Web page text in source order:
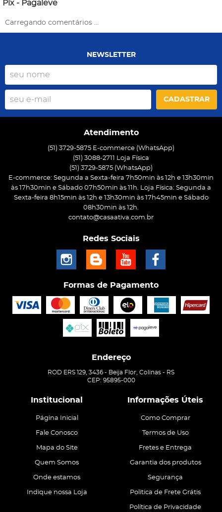
Pix - Pagaleve
Carregando comentários ...
NEWSLETTER
CADASTRAR
Atendimento
(51) 3729-5875 E-commerce (WhatsApp)
(51) 3088-2711 Loja Física
(51) 3729-5875 (WhatsApp)
E-commerce: Segunda a Sexta-feira 7h50min às 12h e 13h30min
às 17h30min e Sábado 07h50min às 11h. Loja Física: Segunda a
Sexta-feira 8h15min às 12h e 13h30min às 17h45min e Sábado
08h30min às 12h.
contato@casaativa.com.br
Redes Sociais
Formas de Pagamento
Endereço
ROD ERS 129, 3436 - Beija Flor, Colinas - RS
CEP: 95895-000
Institucional
Página Inicial
Fale Conosco
Mapa do Site
Quem Somos
Onde estamos
Indique nossa Loja
Informações Úteis
Como Comprar
Termos de Uso
Fretes e Entrega
Garantia dos produtos
Segurança
Politica de Frete Grátis
Política de Privacidade